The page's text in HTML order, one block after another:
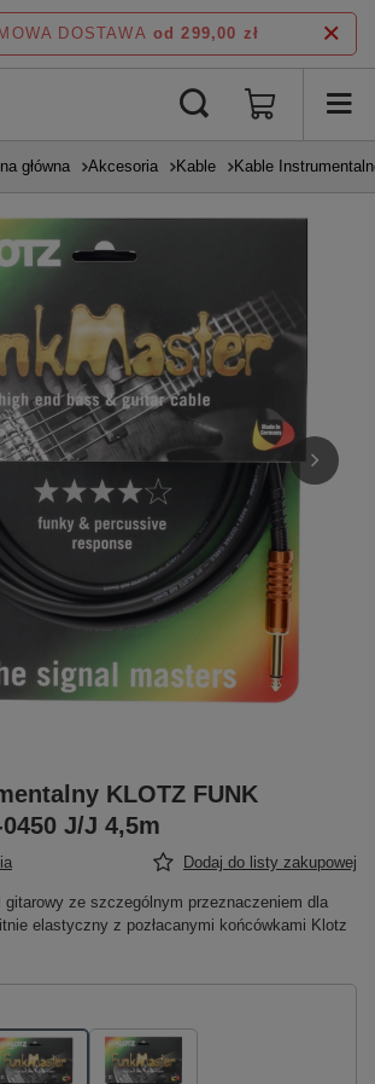
DOSTAWA od 299,00 zł
główna Akcesoria Kable Kable
KLOTZ FUNK
J/J 4,5m
Dodaj do listy zakupowej
gitarowy ze szczególnym przeznaczeniem dla
elastyczny z pozłacanymi końcówkami Klotz